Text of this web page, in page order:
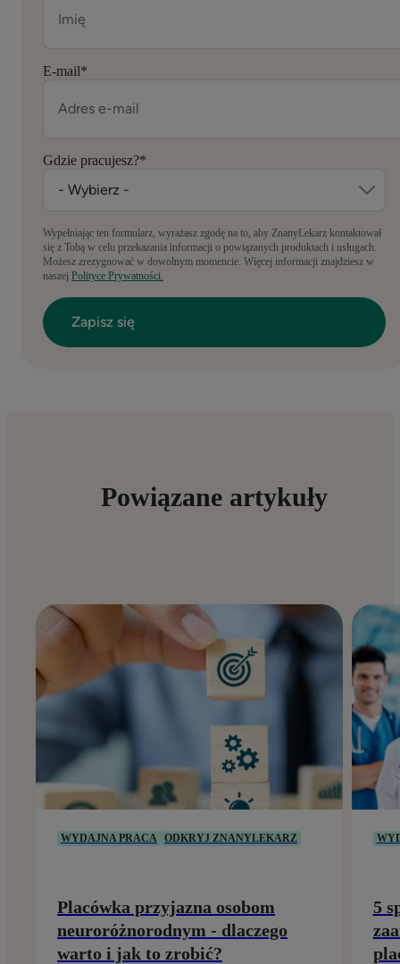
E-mail*
Gdzie pracujesz?*
Wypełniając ten formularz, wyrażasz zgodę na to, aby ZnanyLekarz kontaktował
się z Tobą w celu przekazania informacji o powiązanych produktach i usługach.
Możesz zrezygnować w dowolnym momencie. Więcej informacji znajdziesz w
naszej Polityce Prywatności.
Powiązane artykuły
WYDAJNA PRACA ODKRYJ ZNANYLEKARZ
Placówka przyjazna osobom
neuroróżnorodnym - dlaczego
warto i jak to zrobić?
5